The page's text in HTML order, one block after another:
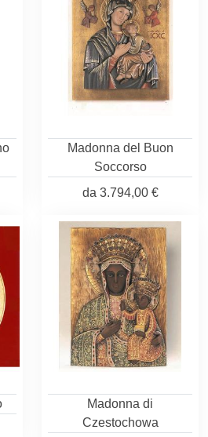
Madonna del Buon
Soccorso
da 3.794,00 €
Madonna di
Czestochowa